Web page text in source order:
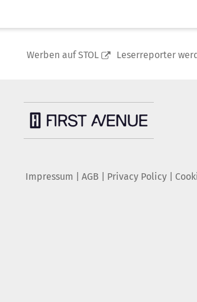
Werben auf STOL Leserreporter
Impressum AGB Privacy Policy|